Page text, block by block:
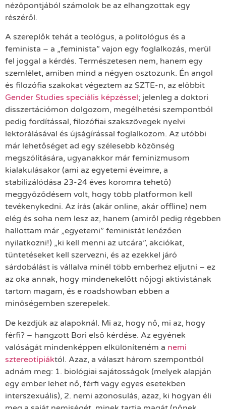
nézőpontjából számolok be az elhangzottak egy
részéről.
A szereplők tehát a teológus, a politológus és a
feminista – a „feminista” vajon egy foglalkozás, merül
fel joggal a kérdés. Természetesen nem, hanem egy
szemlélet, amiben mind a négyen osztozunk. Én angol
és filozófia szakokat végeztem az SZTE-n, az előbbit
Gender Studies speciális képzéssel; jelenleg a doktori
disszertációmon dolgozom, megélhetési szempontból
pedig fordítással, filozófiai szakszövegek nyelvi
lektorálásával és újságírással foglalkozom. Az utóbbi
már lehetőséget ad egy szélesebb közönség
megszólítására, ugyanakkor már feminizmusom
kialakulásakor (ami az egyetemi éveimre, a
stabilizálódása 23-24 éves koromra tehető)
meggyőződésem volt, hogy több platformon kell
tevékenykedni. Az írás (akár online, akár offline) nem
elég és soha nem lesz az, hanem (amiről pedig régebben
hallottam már „egyetemi” feministát lenézően
nyilatkozni!) „ki kell menni az utcára”, akciókat,
tüntetéseket kell szervezni, és az ezekkel járó
sárdobálást is vállalva minél több emberhez eljutni – ez
az oka annak, hogy mindenekelőtt nőjogi aktivistának
tartom magam, és e roadshowban ebben a
minőségemben szerepelek.
De kezdjük az alapoknál. Mi az, hogy nő, mi az, hogy
férfi? – hangzott Bori első kérdése. Az egyének
valóságát mindenképpen elkülöníteném a nemi
sztereotípiáktól. Azaz, a választ három szempontból
adnám meg: 1. biológiai sajátosságok (melyek alapján
egy ember lehet nő, férfi vagy egyes esetekben
interszexuális), 2. nemi azonosulás, azaz, ki hogyan éli